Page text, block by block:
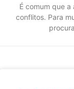
É comum que
conflitos. Para